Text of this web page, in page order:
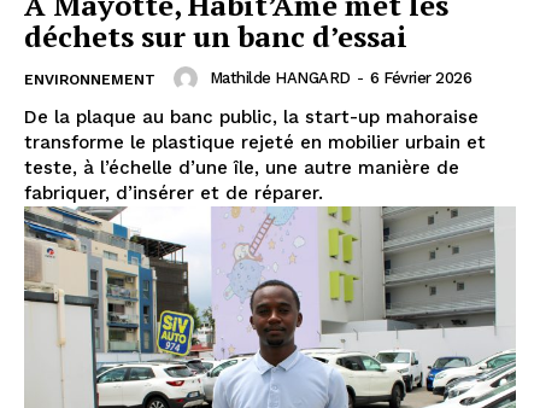
déchets sur un banc d’essai
ENVIRONNEMENT Mathilde HANGARD - 6 Février 2026
De la plaque au banc public, la start-up mahoraise
transforme le plastique rejeté en mobilier urbain et
teste, à l’échelle d’une île, une autre manière de
fabriquer, d’insérer et de réparer.